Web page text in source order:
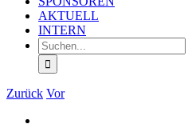
AKTUELL
INTERN
Suche
nach:
Zurück Vor